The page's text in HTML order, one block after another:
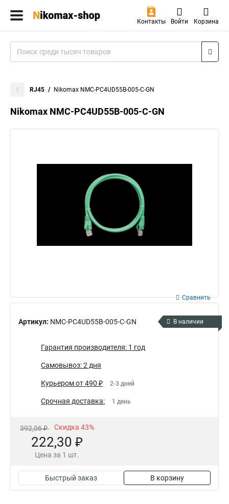
Контакты Войти Корзина
RJ45 Nikomax NMC-PC4UD55B-005-C-GN
Nikomax NMC-PC4UD55B-005-C-GN
Артикул: NMC-PC4UD55B-005-C-GN
Сравнить
В наличии
Гарантия производителя: 1 год
Самовывоз: 2 дня
Курьером от 490 ₽ 2-3 дней
Срочная доставка: 1 день
392,06 ₽ Скидка 43%
222,30 ₽
Цена за 1 шт.
Быстрый заказ В корзину